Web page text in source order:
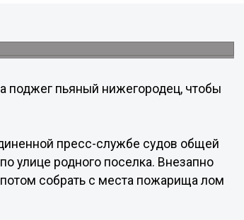
поджег пьяный нижегородец, чтобы
пресс-службе судов общей
улице родного поселка. Внезапно
собрать с места пожарища лом